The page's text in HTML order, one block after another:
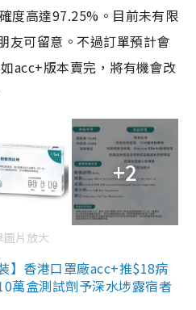
度高達97.25%。目前未有限
友可留意。不過訂單預計會
acc+版本賣完，將有機會改
+2
圖片放大
】香港口罩廠acc+推$18病
萬盒測試劑予深水埗露宿者